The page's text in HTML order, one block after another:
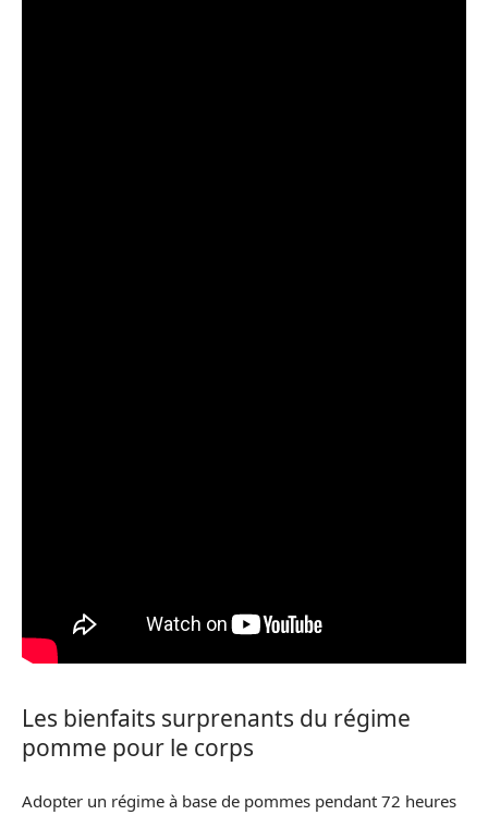
Les bienfaits surprenants du régime
pomme pour le corps
Adopter un régime à base de pommes pendant 72 heures